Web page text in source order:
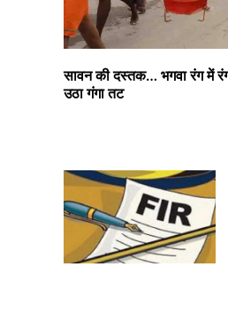
सावन की दस्तक… भगवा रंग में
उठा गंगा तट